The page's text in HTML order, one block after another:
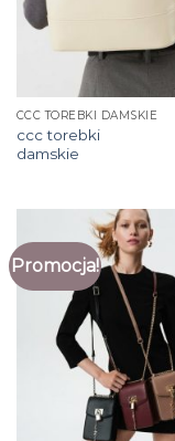
CCC TOREBKI DAMSKIE
ccc torebki
damskie
Promocja!